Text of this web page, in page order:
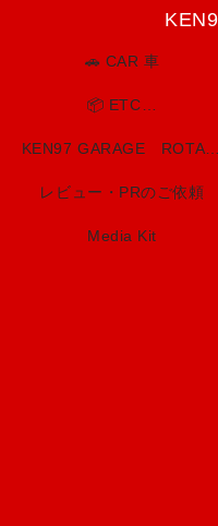
🚗 CAR 車
📦 ETC…
レビュー・PRのご依頼
Media Kit